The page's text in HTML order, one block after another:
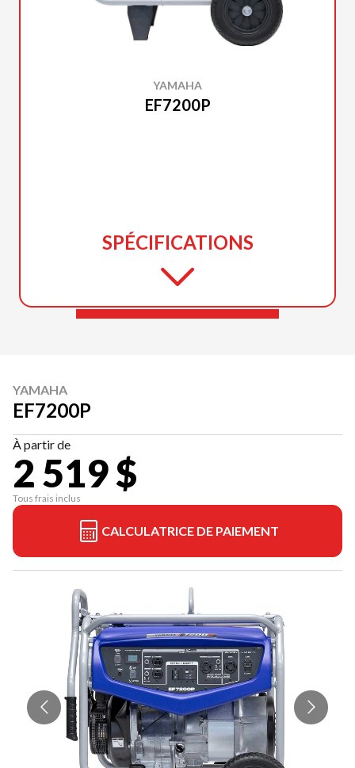
YAMAHA
EF7200P
SPÉCIFICATIONS
YAMAHA
EF7200P
À partir de
2 519 $
Tous frais inclus
CALCULATRICE DE PAIEMENT